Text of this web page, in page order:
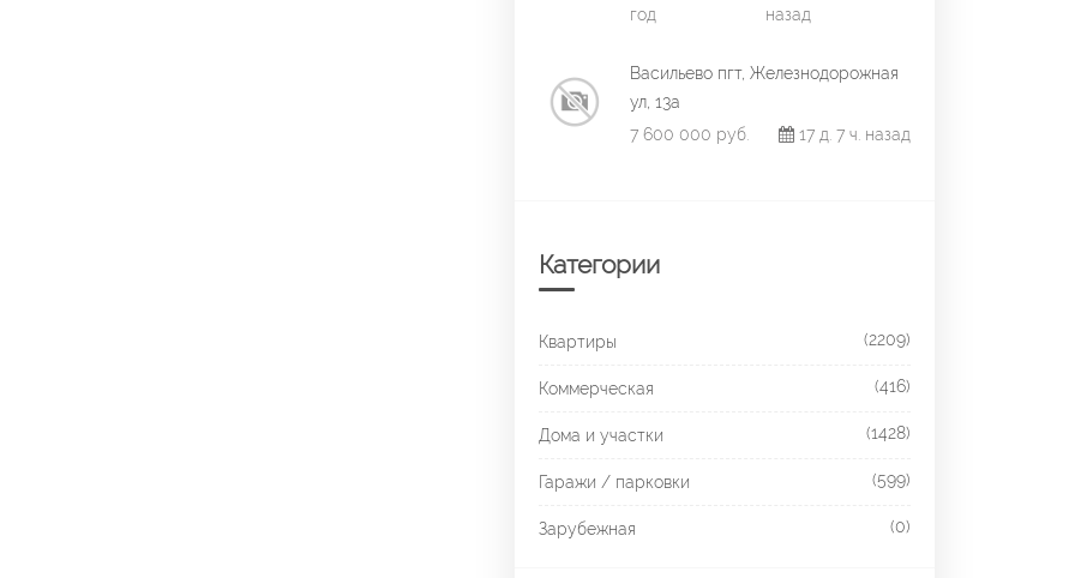
год
назад
Васильево пгт, Железнодорожная
ул, 13а
7 600 000 руб.
17 д. 7 ч. назад
Категории
Квартиры (2209)
Коммерческая (416)
Дома и участки (1428)
Гаражи / парковки (599)
Зарубежная (0)